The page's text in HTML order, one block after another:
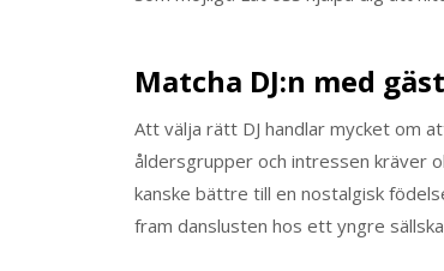
Matcha DJ:n med
Att välja rätt DJ handlar mycket om
åldersgrupper och intressen kräver
kanske bättre till en nostalgisk
fram danslusten hos ett yngre